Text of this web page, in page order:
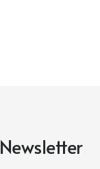
Newsletter